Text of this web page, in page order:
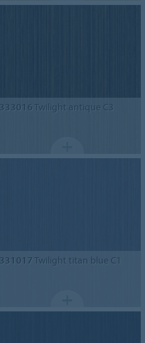
333016Twilight antique C3
331017Twilight titan blue C1